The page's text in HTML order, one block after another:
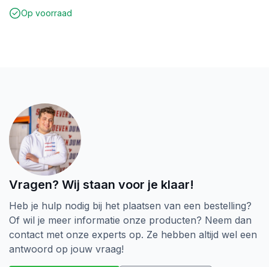
Op voorraad
Vragen? Wij staan voor je klaar!
Heb je hulp nodig bij het plaatsen van een bestelling?
Of wil je meer informatie onze producten? Neem dan
contact met onze experts op. Ze hebben altijd wel een
antwoord op jouw vraag!